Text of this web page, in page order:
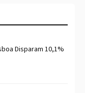
Disparam 10,1%